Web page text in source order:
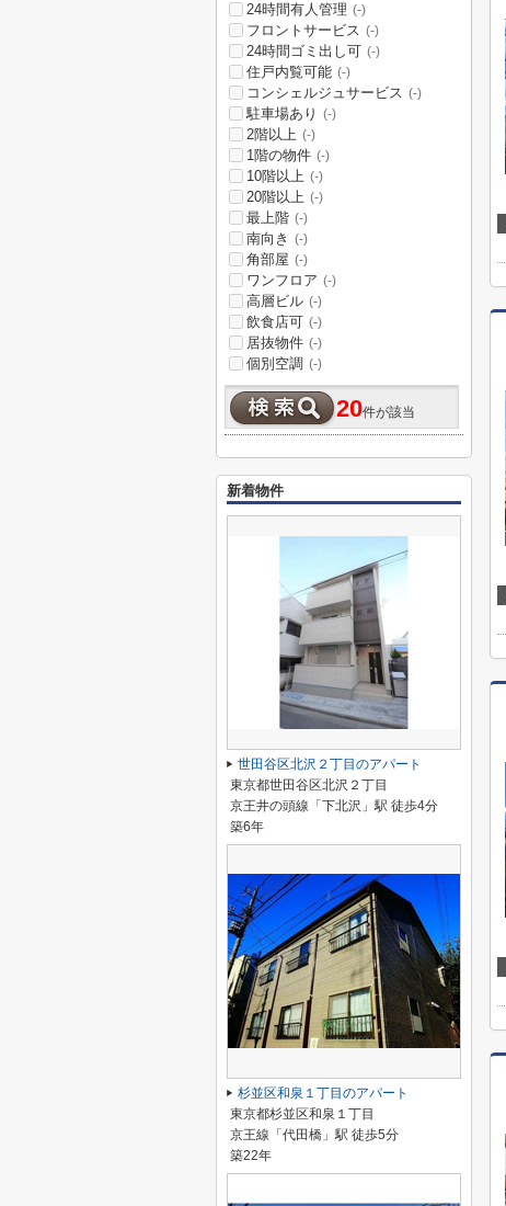
24時間有人管理 (-)
フロントサービス (-)
24時間ゴミ出し可 (-)
住戸内覧可能 (-)
コンシェルジュサービス (-)
駐車場あり (-)
2階以上 (-)
1階の物件 (-)
10階以上 (-)
20階以上 (-)
最上階 (-)
南向き (-)
角部屋 (-)
ワンフロア (-)
高層ビル (-)
飲食店可 (-)
居抜物件 (-)
個別空調 (-)
20件が該当
新着物件
世田谷区北沢２丁目のアパート
東京都世田谷区北沢２丁目
京王井の頭線「下北沢」駅 徒歩4分
築6年
杉並区和泉１丁目のアパート
東京都杉並区和泉１丁目
京王線「代田橋」駅 徒歩5分
築22年